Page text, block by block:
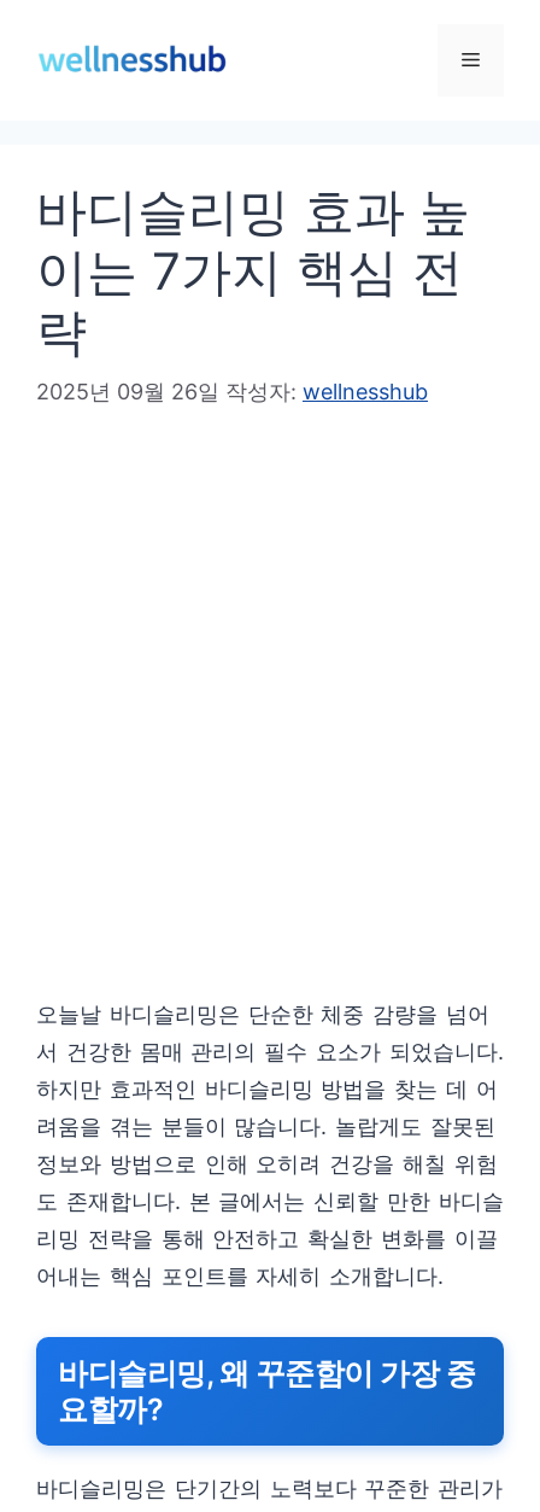
메
바디슬리밍 효과 높
이는 7가지 핵심 전
략
2025년 09월 26일 작성자: wellnesshub
오늘날 바디슬리밍은 단순한 체중 감량을 넘어
서 건강한 몸매 관리의 필수 요소가 되었습니다.
하지만 효과적인 바디슬리밍 방법을 찾는 데 어
려움을 겪는 분들이 많습니다. 놀랍게도 잘못된
정보와 방법으로 인해 오히려 건강을 해칠 위험
도 존재합니다. 본 글에서는 신뢰할 만한 바디슬
리밍 전략을 통해 안전하고 확실한 변화를 이끌
어내는 핵심 포인트를 자세히 소개합니다.
바디슬리밍, 왜 꾸준함이 가장 중
요할까?
바디슬리밍은 단기간의 노력보다 꾸준한 관리가